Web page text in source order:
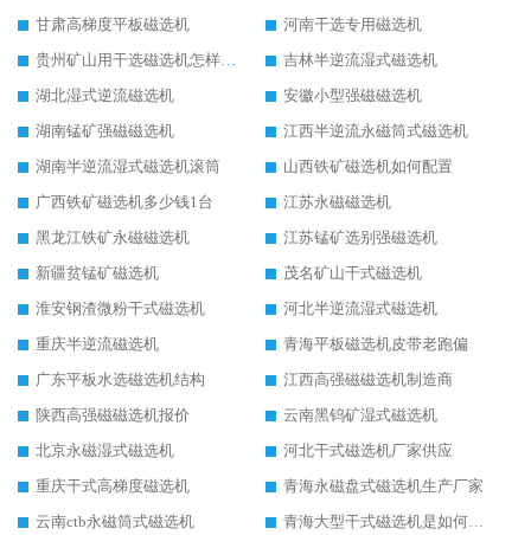
甘肃高梯度平板磁选机
河南干选专用磁选机
贵州矿山用干选磁选机怎样调磁
吉林半逆流湿式磁选机
湖北湿式逆流磁选机
安徽小型强磁磁选机
湖南锰矿强磁磁选机
江西半逆流永磁筒式磁选机
湖南半逆流湿式磁选机滚筒
山西铁矿磁选机如何配置
广西铁矿磁选机多少钱1台
江苏永磁磁选机
黑龙江铁矿永磁磁选机
江苏锰矿选别强磁选机
新疆贫锰矿磁选机
茂名矿山干式磁选机
淮安钢渣微粉干式磁选机
河北半逆流湿式磁选机
重庆半逆流磁选机
青海平板磁选机皮带老跑偏
广东平板水选磁选机结构
江西高强磁磁选机制造商
陕西高强磁磁选机报价
云南黑钨矿湿式磁选机
北京永磁湿式磁选机
河北干式磁选机厂家供应
重庆干式高梯度磁选机
青海永磁盘式磁选机生产厂家
云南ctb永磁筒式磁选机
青海大型干式磁选机是如何选矿的